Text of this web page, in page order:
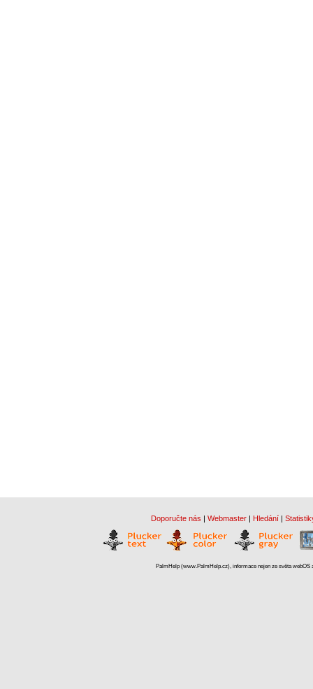
Doporučte nás | Webmaster | Hledání |
PalmHelp (www.PalmHelp.cz), informace nejen ze světa